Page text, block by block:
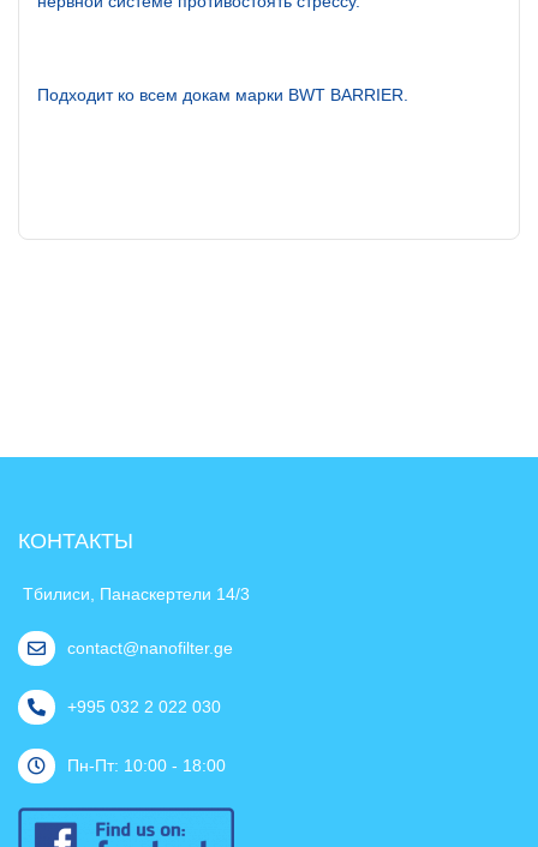
Подходит ко всем докам марки BWT BARRIER.
КОНТАКТЫ
Тбилиси, Панаскертели 14/3
contact@nanofilter.ge
+995 032 2 022 030
Пн-Пт: 10:00 - 18:00